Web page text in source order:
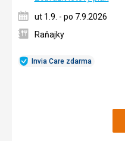
Invia Care zdarma
ut 1.9. - po 7.9.2026
Raňajky